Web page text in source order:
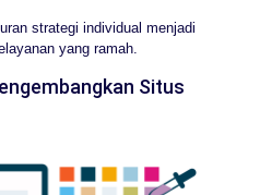
strategi individual menjadi
yang ramah.
Situs